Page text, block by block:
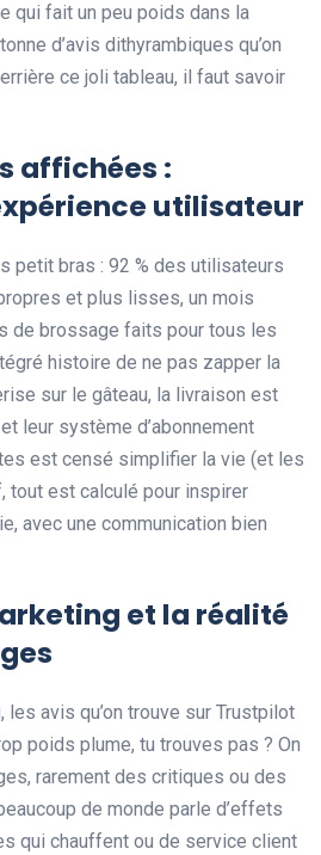
qui fait un peu poids dans la
d’avis dithyrambiques qu’on
ce joli tableau, il faut savoir
affichées :
utilisateur
petit bras : 92 % des utilisateurs
et plus lisses, un mois
de brossage faits pour tous les
histoire de ne pas zapper la
sur le gâteau, la livraison est
leur système d’abonnement
est censé simplifier la vie (et les
tout est calculé pour inspirer
avec une communication bien
et la réalité
les avis qu’on trouve sur Trustpilot
poids plume, tu trouves pas ? On
rarement des critiques ou des
de monde parle d’effets
qui chauffent ou de service client